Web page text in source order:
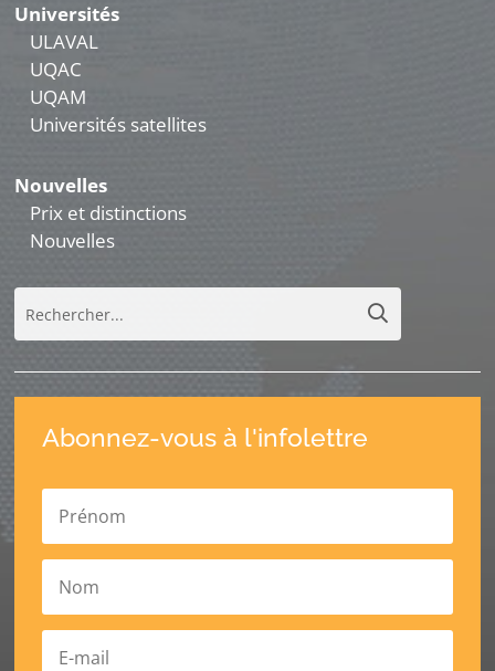
Universités
ULAVAL
UQAC
UQAM
Universités satellites
Nouvelles
Prix et distinctions
Nouvelles
Abonnez-vous à l'infolettre